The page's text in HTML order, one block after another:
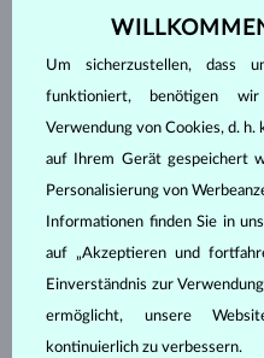
GELBGOLD
DIAMANT LAB GROWN
2 170 €
NEU
Um sicherzustellen, dass
funktioniert, benötigen
Verwendung von Cookies, d.
auf Ihrem Gerät gespeichert
Personalisierung von
Informationen finden Sie in
auf „Akzeptieren und
Einverständnis zur
ermöglicht, unsere
kontinuierlich zu verbessern.